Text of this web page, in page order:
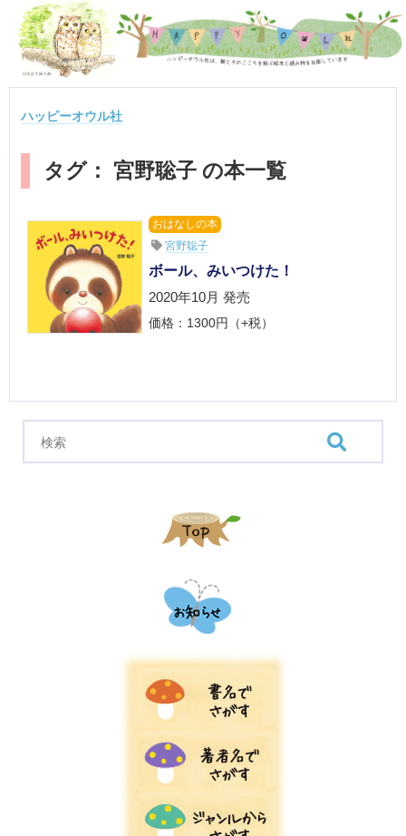
ハッピーオウル社
タグ： 宮野聡子 の本一覧
おはなしの本
宮野聡子
ボール、みいつけた！
2020年10月 発売
価格：1300円（+税）